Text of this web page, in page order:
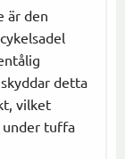
är den
detta
vilket
under tuffa